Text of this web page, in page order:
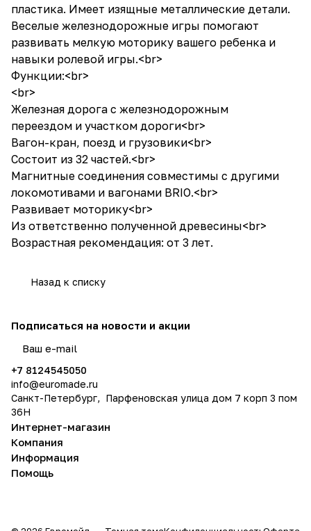
пластика. Имеет изящные металлические детали.
Веселые железнодорожные игры помогают
развивать мелкую моторику вашего ребенка и
навыки ролевой игры.<br>
Функции:<br>
<br>
Железная дорога с железнодорожным
переездом и участком дороги<br>
Вагон-кран, поезд и грузовики<br>
Состоит из 32 частей.<br>
Магнитные соединения совместимы с другими
локомотивами и вагонами BRIO.<br>
Развивает моторику<br>
Из ответственно полученной древесины<br>
Возрастная рекомендация: от 3 лет.
Назад к списку
Подписаться на новости и акции
+7 8124545050
info@euromade.ru
Санкт-Петербург, Парфеновская улица дом 7 корп 3 пом
36Н
Интернет-магазин
Компания
Информация
Помощь